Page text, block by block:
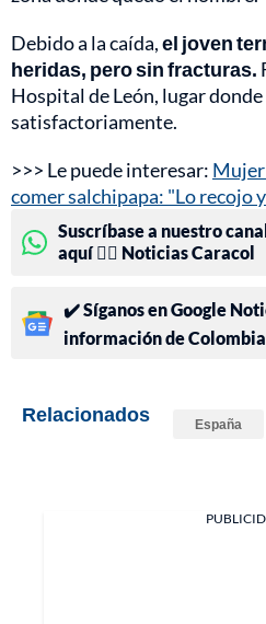
Debido a la caída,el joven
heridas, pero sin fracturas.
Hospital de León, lugar donde
satisfactoriamente.
>>> Le puede interesar: Mujer
comer salchipapa: "Lo recojo
Suscríbase a nuestro
aquí 👉🏻 Noticias Caracol
✔️ Síganos en Google
información de
Relacionados España